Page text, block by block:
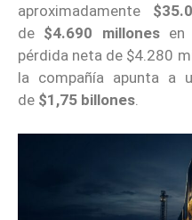
aproximadamente
de $4.690 millonesen
pérdida neta de $4.280
la compañía apunta a
de $1,75 billones